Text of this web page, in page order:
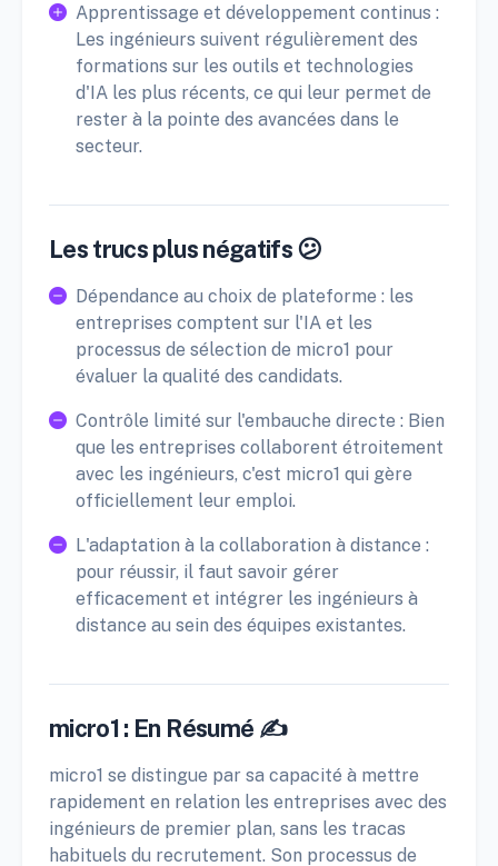
Apprentissage et développement continus :
Les ingénieurs suivent régulièrement des
formations sur les outils et technologies
d'IA les plus récents, ce qui leur permet de
rester à la pointe des avancées dans le
secteur.
Les trucs plus négatifs 😕
Dépendance au choix de plateforme : les
entreprises comptent sur l'IA et les
processus de sélection de micro1 pour
évaluer la qualité des candidats.
Contrôle limité sur l'embauche directe : Bien
que les entreprises collaborent étroitement
avec les ingénieurs, c'est micro1 qui gère
officiellement leur emploi.
L'adaptation à la collaboration à distance :
pour réussir, il faut savoir gérer
efficacement et intégrer les ingénieurs à
distance au sein des équipes existantes.
micro1 : En Résumé ✍️
micro1 se distingue par sa capacité à mettre
rapidement en relation les entreprises avec des
ingénieurs de premier plan, sans les tracas
habituels du recrutement. Son processus de